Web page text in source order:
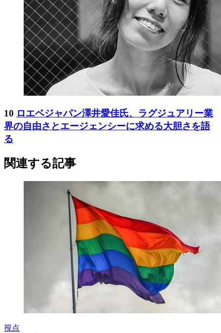
10 ロエベジャパン澤井愛佳氏、ラグジュアリー業
界の自由さとエージェンシーに求める大胆さを語
る
関連する記事
視点